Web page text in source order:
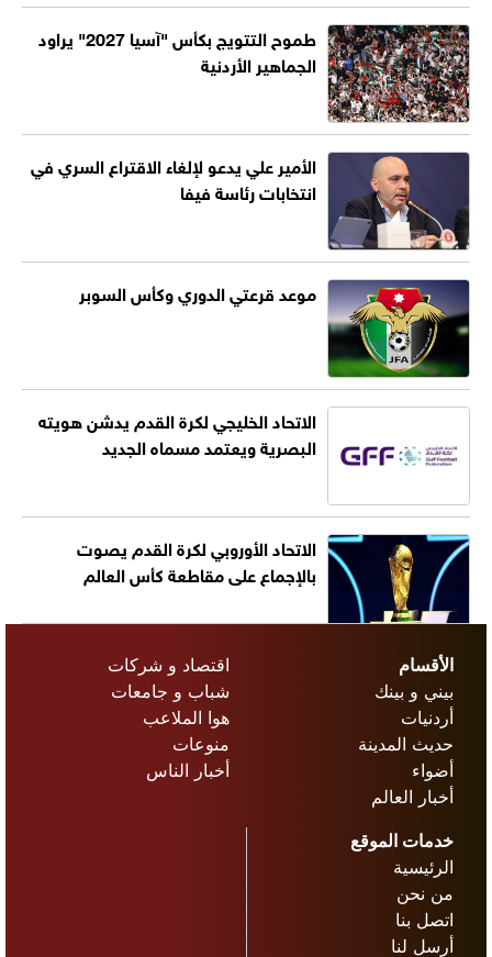
طموح التتويج بكأس "آسيا 2027" يراود
الجماهير الأردنية
الأمير علي يدعو لإلغاء الاقتراع السري في
انتخابات رئاسة فيفا
موعد قرعتي الدوري وكأس السوبر
الاتحاد الخليجي لكرة القدم يدشن هويته
البصرية ويعتمد مسماه الجديد
الاتحاد الأوروبي لكرة القدم يصوت
بالإجماع على مقاطعة كأس العالم
الأقسام
بيني و بينك
أردنيات
حديث المدينة
أضواء
أخبار العالم
اقتصاد و شركات
شباب و جامعات
هوا الملاعب
منوعات
أخبار الناس
خدمات الموقع
الرئيسية
من نحن
اتصل بنا
أرسل لنا